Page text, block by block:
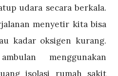
udara secara berkala.
menyetir kita bisa
kadar oksigen kurang.
menggunakan
isolasi rumah sakit